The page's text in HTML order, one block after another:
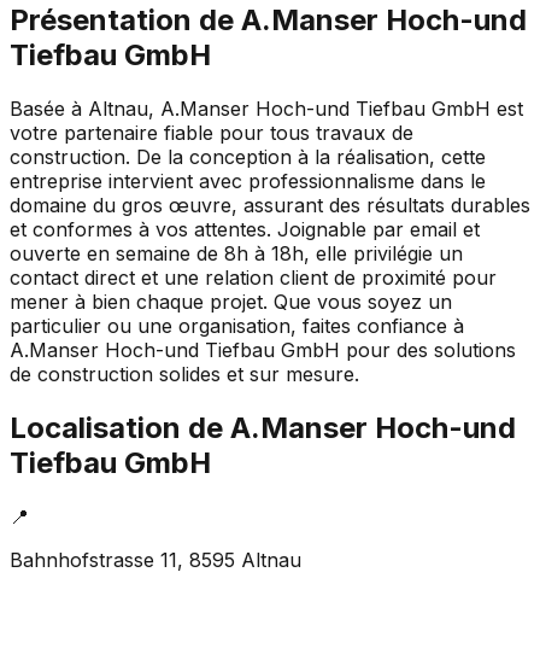
Présentation de A.Manser Hoch-und
Tiefbau GmbH
Basée à Altnau, A.Manser Hoch-und Tiefbau GmbH est
votre partenaire fiable pour tous travaux de
construction. De la conception à la réalisation, cette
entreprise intervient avec professionnalisme dans le
domaine du gros œuvre, assurant des résultats durables
et conformes à vos attentes. Joignable par email et
ouverte en semaine de 8h à 18h, elle privilégie un
contact direct et une relation client de proximité pour
mener à bien chaque projet. Que vous soyez un
particulier ou une organisation, faites confiance à
A.Manser Hoch-und Tiefbau GmbH pour des solutions
de construction solides et sur mesure.
Localisation de A.Manser Hoch-und
Tiefbau GmbH
📍
Bahnhofstrasse 11, 8595 Altnau